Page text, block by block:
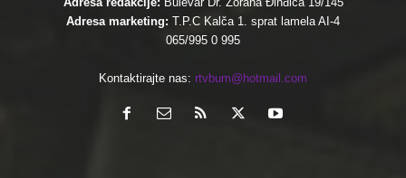
Adresa marketing: T.P.C Kalča 1. sprat lamela AI-4
065/995 0 995
Kontaktirajte nas: rtvbum@hotmail.com